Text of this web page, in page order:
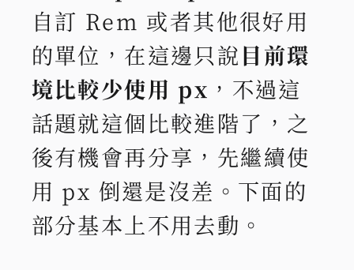
自訂 Rem 或者其他很好用
的單位，在這邊只說目前環
境比較少使用 px ，不過這
話題就這個比較進階了，之
後有機會再分享，先繼續使
用 px 倒還是沒差。下面的
部分基本上不用去動。